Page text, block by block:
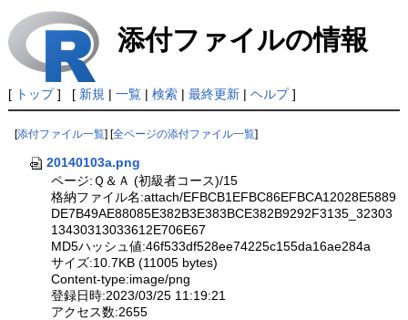
添付ファイルの情報
[ トップ] [ 新規 | 一覧| 検索| 最終更新| ヘルプ]
[添付ファイル一覧 ] [全ページの添付ファイル一覧
20140103a.png
ページ:Ｑ＆Ａ (初級者コース)/15
格納ファイル名:attach/EFBCB1EFBC86EFBCA12028E5889
DE7B49AE88085E382B3E383BCE382B9292F3135_32303
13430313033612E706E67
MD5ハッシュ値:46f533df528ee74225c155da16ae284a
サイズ:10.7KB (11005 bytes)
Content-type:image/png
登録日時:2023/03/25 11:19:21
アクセス数:2655